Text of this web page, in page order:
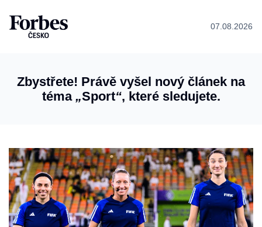
07.08.2026
Zbystřete! Právě vyšel nový článek na
téma „Sport“, které sledujete.